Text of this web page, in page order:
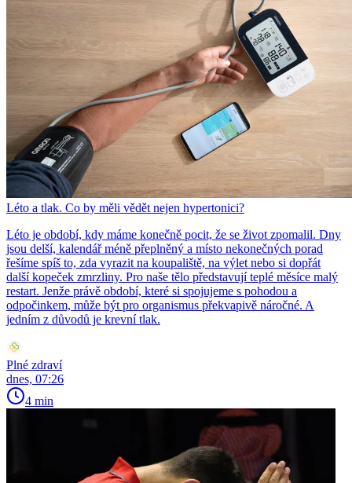
Léto a tlak. Co by měli vědět nejen hypertonici?
Léto je období, kdy máme konečně pocit, že se život zpomalil. Dny
jsou delší, kalendář méně přeplněný a místo nekonečných porad
řešíme spíš to, zda vyrazit na koupaliště, na výlet nebo si dopřát
další kopeček zmrzliny. Pro naše tělo představují teplé měsíce malý
restart. Jenže právě období, které si spojujeme s pohodou a
odpočinkem, může být pro organismus překvapivě náročné. A
jedním z důvodů je krevní tlak.
Plné zdraví
dnes, 07:26
4 min